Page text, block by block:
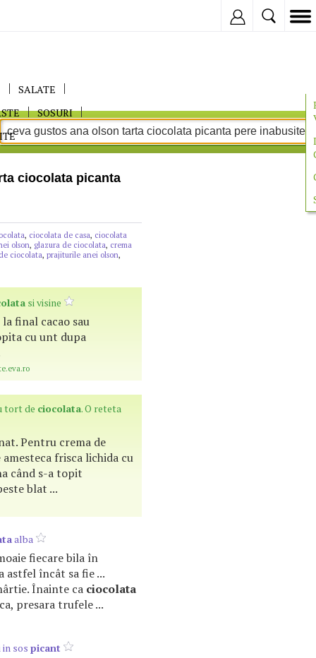
SALATE
SOSURI
ciocolata picanta
, ciocolata de casa, ciocolata
olson, glazura de ciocolata, crema
ciocolata, prajiturile anei olson,
si visine
la final cacao sau
cu unt dupa
tort de ciocolata. O reteta
Pentru crema de
frisca lichida cu
când s-a topit
blat ...
alba
fiecare bila în
astfel încât sa fie ...
Înainte ca ciocolata
presara trufele ...
sos picant